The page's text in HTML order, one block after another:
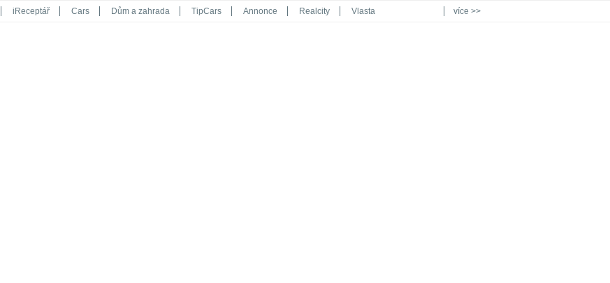
iReceptář Cars Dům a zahrada TipCars Annonce Realcity Vlasta více >>